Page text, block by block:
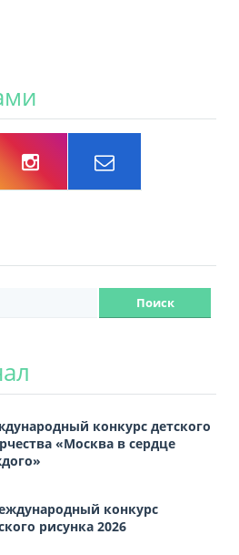
конкурс детского
«Москва в сердце
конкурс
рисунка 2026